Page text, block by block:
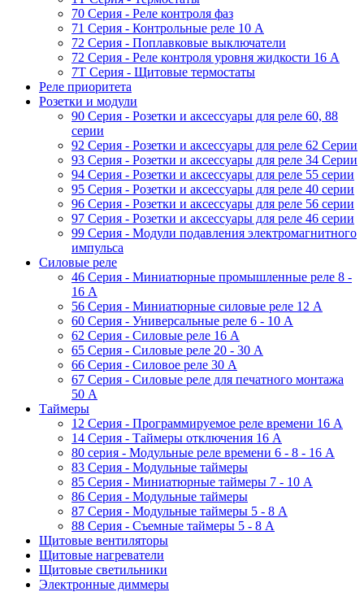
70 Серия - Реле контроля фаз
71 Серия - Контрольные реле 10 A
72 Серия - Поплавковые выключатели
72 Серия - Реле контроля уровня жидкости 16 А
7T Серия - Щитовые термостаты
Реле приоритета
Розетки и модули
90 Серия - Розетки и аксессуары для реле 60, 88
cерии
92 Серия - Розетки и аксессуары для реле 62 Серии
93 Серия - Розетки и аксессуары для реле 34 Серии
94 Серия - Розетки и аксессуары для реле 55 серии
95 Серия - Розетки и аксессуары для реле 40 серии
96 Серия - Розетки и аксессуары для реле 56 cерии
97 Серия - Розетки и аксессуары для реле 46 cерии
99 Серия - Модули подавления электромагнитного
импульса
Силовые реле
46 Серия - Миниатюрные промышленные реле 8 -
16 A
56 Серия - Миниатюрные силовые реле 12 A
60 Серия - Универсальные реле 6 - 10 A
62 Серия - Силовые реле 16 A
65 Серия - Силовые реле 20 - 30 A
66 Серия - Силовое реле 30 A
67 Серия - Силовые реле для печатного монтажа
50 А
Таймеры
12 Серия - Программируемое реле времени 16 A
14 Серия - Таймеры отключения 16 A
80 серия - Модульные реле времени 6 - 8 - 16 A
83 Серия - Модульные таймеры
85 Серия - Миниатюрные таймеры 7 - 10 A
86 Серия - Модульные таймеры
87 Серия - Модульные таймеры 5 - 8 А
88 Серия - Съемные таймеры 5 - 8 A
Щитовые вентиляторы
Щитовые нагреватели
Щитовые светильники
Электронные диммеры